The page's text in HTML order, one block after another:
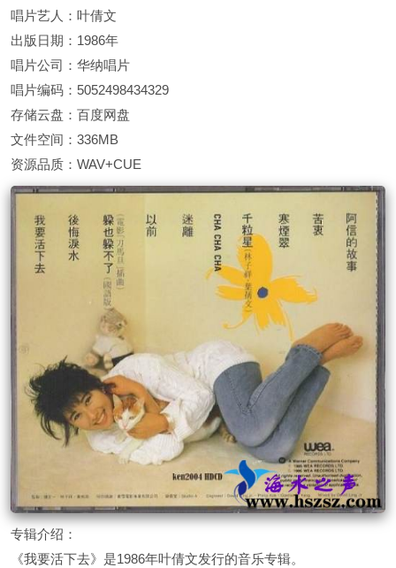
唱片艺人：叶倩文
出版日期：1986年
唱片公司：华纳唱片
唱片编码：5052498434329
存储云盘：百度网盘
文件空间：336MB
资源品质：WAV+CUE
专辑介绍：
《我要活下去》是1986年叶倩文发行的音乐专辑。